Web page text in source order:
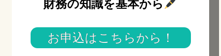
財務の知識を基本から
お申込はこちらから！